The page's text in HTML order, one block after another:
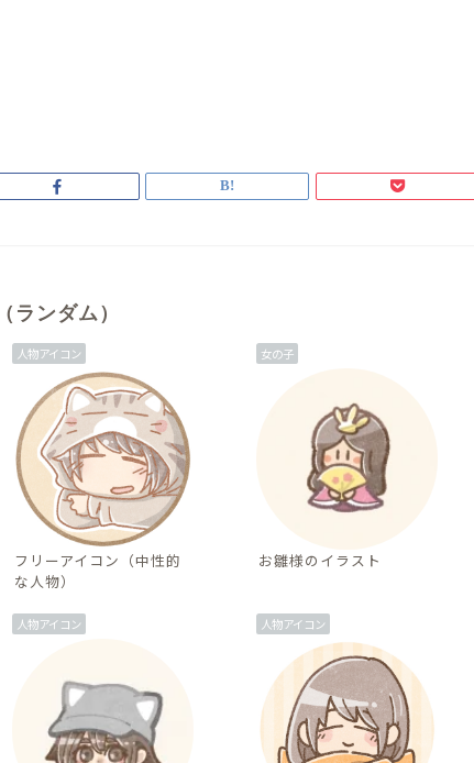
ランダム）
人物アイコン
フリーアイコン（中性的
な人物）
女の子
お雛様のイラスト
人物アイコン 人物アイコン